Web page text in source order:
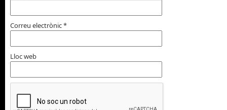
Correu electrònic*
Lloc web